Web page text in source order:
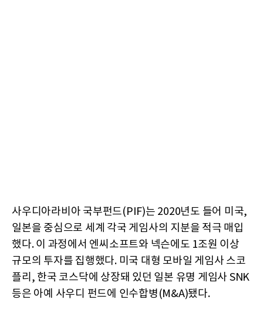
사우디아라비아 국부펀드(PIF)는 2020년도 들어 미국,
일본을 중심으로 세계 각국 게임사의 지분을 적극 매입
했다. 이 과정에서 엔씨소프트와 넥슨에도 1조원 이상
규모의 투자를 집행했다. 미국 대형 모바일 게임사 스코
플리, 한국 코스닥에 상장돼 있던 일본 유명 게임사 SNK
등은 아예 사우디 펀드에 인수합병(M&A)됐다.